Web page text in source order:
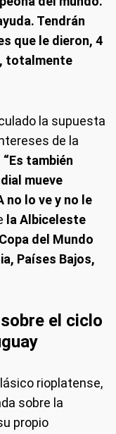
Tendrán
que le dieron, 4
totalmente
la supuesta
de la
“Es también
mueve
no lo ve y no le
la Albiceleste
del Mundo
Países Bajos,
el ciclo
rioplatense,
sobre la
propio